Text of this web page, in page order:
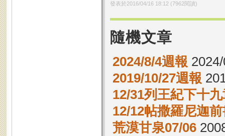
發表於2016/04/16 18:12 (7962 閱讀)
隨機文章
2024/8/4週報
2019/10/27週報
12/31列王紀下十
12/12帖撒羅尼迦
荒漠甘泉07/06